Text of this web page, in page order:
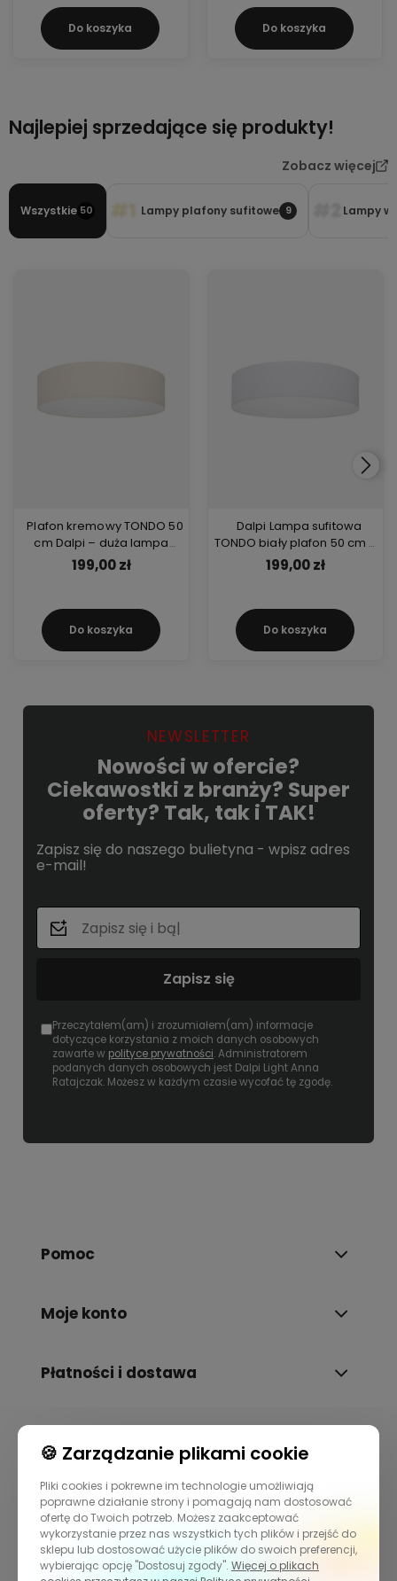
Do koszyka Do koszyka
Najlepiej sprzedające się produkty!
Zobacz więcej
Wszystkie 50 #1 Lampy plafony sufitowe 9 Lampy
Plafon kremowy TONDO 50
cm Dalpi – duża lampa
sufitowa 3xE27 z abażurem z
tkaniny, idealna do salonu
199,00 zł
Do koszyka
Dalpi Lampa sufitowa
TONDO biały plafon 50 cm –
praktyczne oświetlenie E27
do dużych wnętrz i jadalni
199,00 zł
Do koszyka
NEWSLETTER
Nowości w ofercie?
Ciekawostki z branży? Super
oferty? Tak, tak i TAK!
Zapisz się do naszego bulietyna - wpisz adres
e-mail!
Zapisz się
Przeczytałem(am) i zrozumiałem(am) informacje
dotyczące korzystania z moich danych osobowych
zawarte w polityce prywatności. Administratorem
podanych danych osobowych jest Dalpi Light Anna
Ratajczak. Możesz w każdym czasie wycofać tę zgodę.
Pomoc
Moje konto
Płatności i dostawa
Informacje
O nas
🍪 Zarządzanie plikami cookie
Pliki cookies i pokrewne im technologie umożliwiają
poprawne działanie strony i pomagają nam dostosować
ofertę do Twoich potrzeb. Możesz zaakceptować
wykorzystanie przez nas wszystkich tych plików i przejść do
sklepu lub dostosować użycie plików do swoich preferencji,
wybierając opcję "Dostosuj zgody". Więcej o plikach